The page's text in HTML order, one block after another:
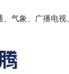
气象、广播电